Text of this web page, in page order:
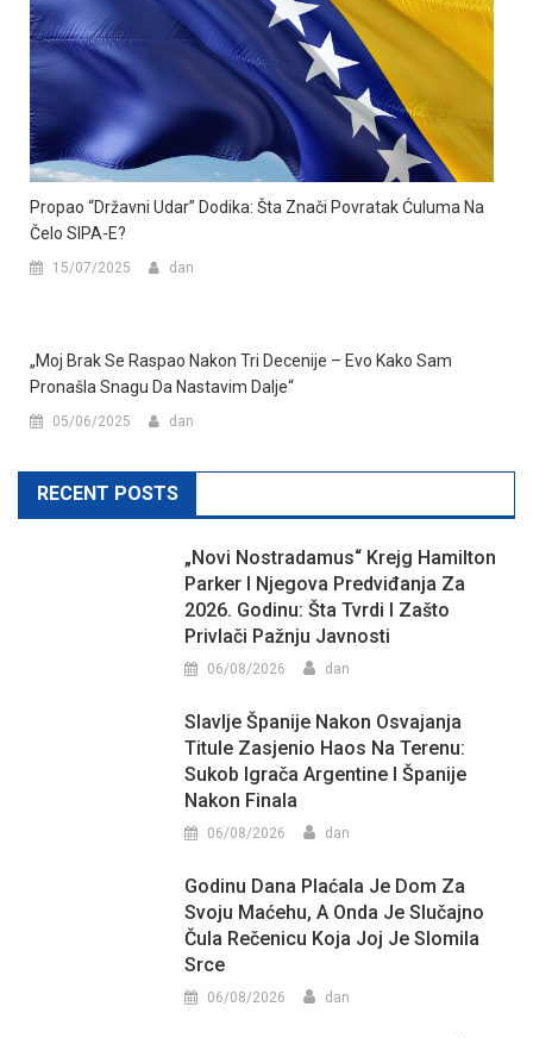
Propao “državni Udar” Dodika: Šta Znači Povratak Ćuluma Na
Čelo SIPA-E?
15/07/2025 dan
„Moj Brak Se Raspao Nakon Tri Decenije – Evo Kako Sam
Pronašla Snagu Da Nastavim Dalje“
05/06/2025 dan
RECENT POSTS
„Novi Nostradamus“ Krejg Hamilton
Parker I Njegova Predviđanja Za
2026. Godinu: Šta Tvrdi I Zašto
Privlači Pažnju Javnosti
06/08/2026 dan
Slavlje Španije Nakon Osvajanja
Titule Zasjenio Haos Na Terenu:
Sukob Igrača Argentine I Španije
Nakon Finala
06/08/2026 dan
Godinu Dana Plaćala Je Dom Za
Svoju Maćehu, A Onda Je Slučajno
Čula Rečenicu Koja Joj Je Slomila
Srce
06/08/2026 dan